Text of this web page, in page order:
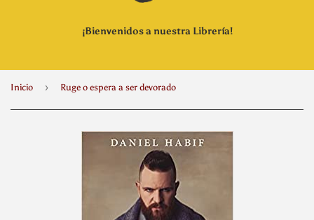
¡Bienvenidos a nuestra Librería!
Inicio › Ruge o espera a ser devorado